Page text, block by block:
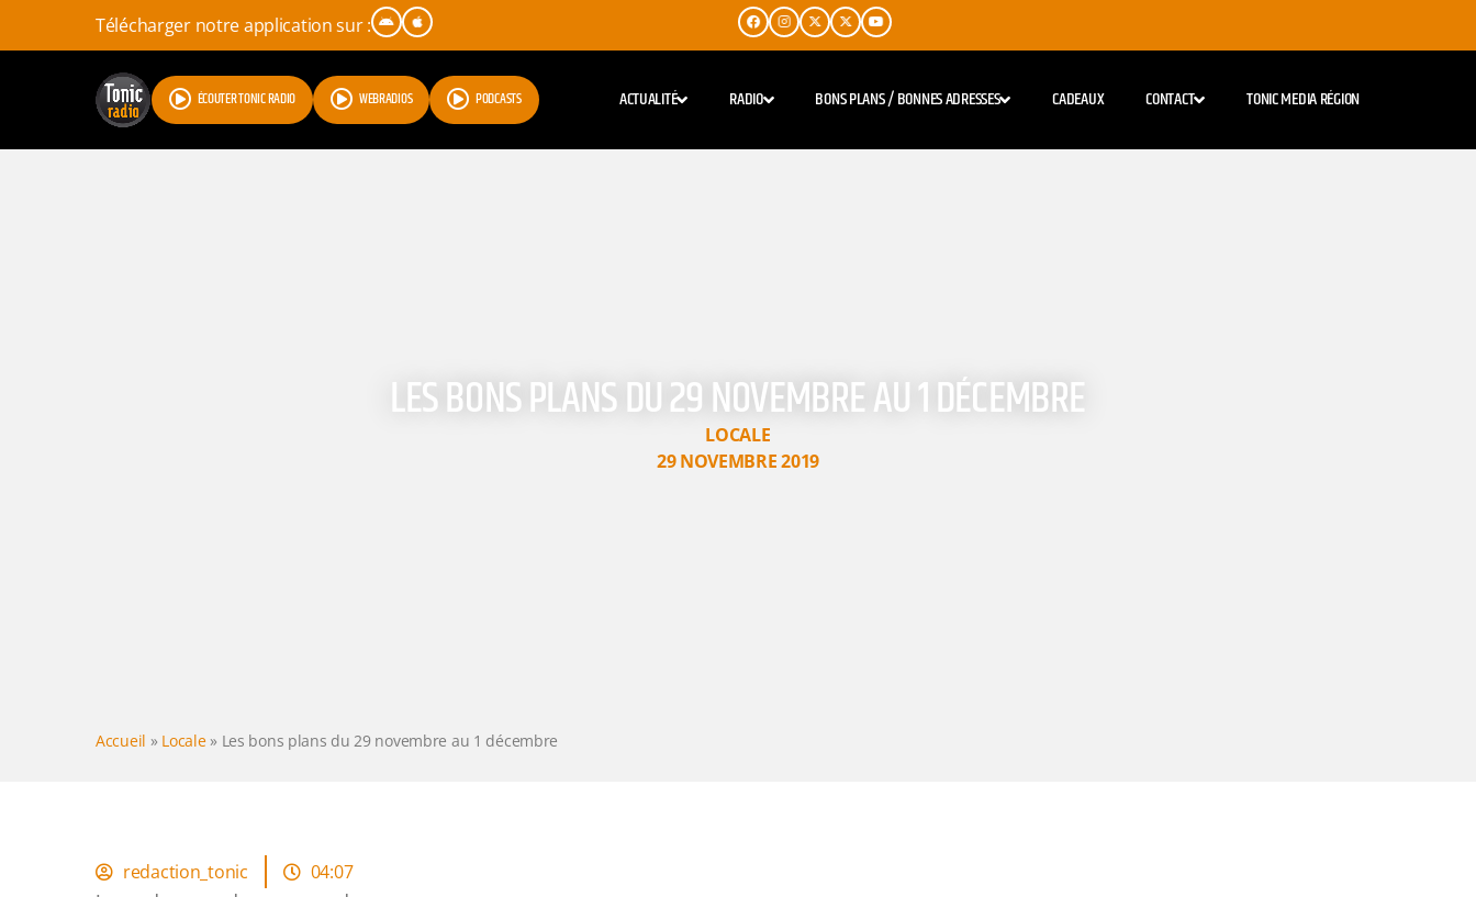
Télécharger notre application sur :
ÉCOUTER TONIC RADIO WEBRADIOS PODCASTS ACTUALITÉ RADIO BONS PLANS / BONNES ADRESSES CADEAUX CONTACT TONIC MEDIA RÉGION
LES BONS PLANS DU 29 NOVEMBRE AU 1 DÉCEMBRE
LOCALE
29 NOVEMBRE 2019
Accueil » Locale» Les bons plans du 29 novembre au 1 décembre
redaction_tonic
04:07